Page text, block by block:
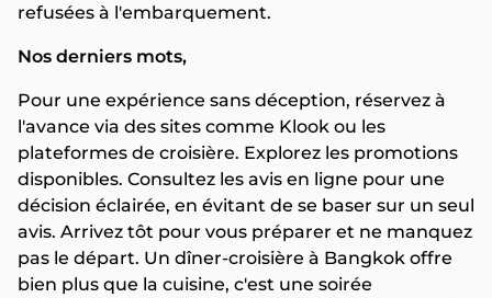
refusées à l'embarquement.
Nos derniers mots,
Pour une expérience sans déception, réservez à
l'avance via des sites comme Klook ou les
plateformes de croisière. Explorez les promotions
disponibles. Consultez les avis en ligne pour une
décision éclairée, en évitant de se baser sur un seul
avis. Arrivez tôt pour vous préparer et ne manquez
pas le départ. Un dîner-croisière à Bangkok offre
bien plus que la cuisine, c'est une soirée